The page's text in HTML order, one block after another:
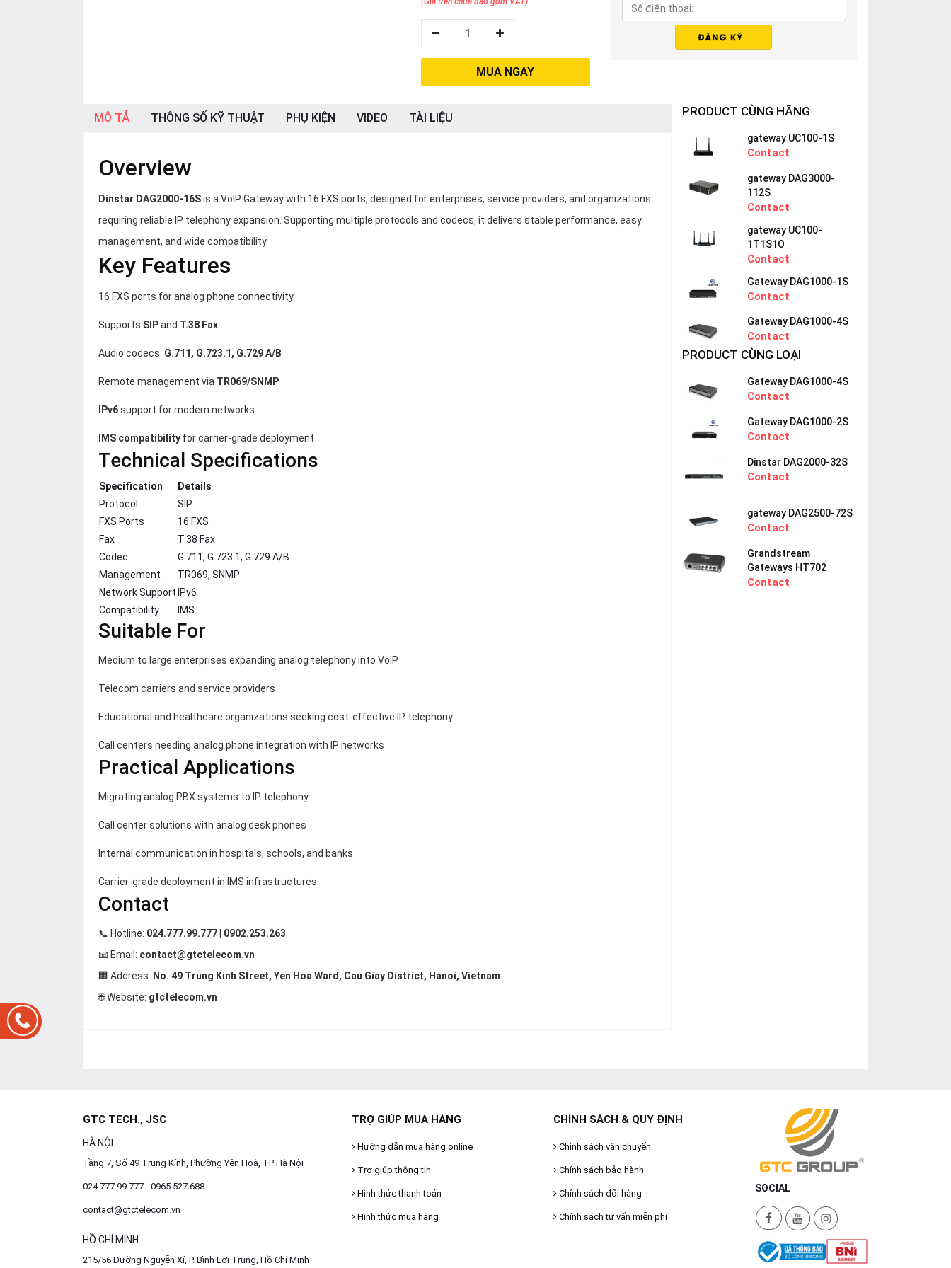
1
MUA NGAY
MÔ TẢ THÔNG SỐ KỸ THUẬT PHỤ KIỆN VIDEO TÀI LIỆU
Overview
Dinstar DAG2000-16Sis a VoIP Gateway with 16 FXS ports, designed for enterprises, service providers, and organizations
requiring reliable IP telephony expansion. Supporting multiple protocols and codecs, it delivers stable performance, easy
management, and wide compatibility.
Key Features
16 FXS ports for analog phone connectivity
Supports SIPand T.38 Fax
Audio codecs: G.711, G.723.1, G.729 A/B
Remote management via TR069/SNMP
IPv6support for modern networks
IMS compatibility for carrier-grade deployment
Technical Specifications
Specification
Details
Protocol
SIP
FXS Ports
16 FXS
Fax
T.38 Fax
Codec
G.711, G.723.1, G.729 A/B
Management
TR069, SNMP
Network Support IPv6
Compatibility
IMS
Suitable For
Medium to large enterprises expanding analog telephony into VoIP
Telecom carriers and service providers
Educational and healthcare organizations seeking cost-effective IP telephony
Call centers needing analog phone integration with IP networks
Practical Applications
Migrating analog PBX systems to IP telephony
Call center solutions with analog desk phones
Internal communication in hospitals, schools, and banks
Carrier-grade deployment in IMS infrastructures
Contact
📞 Hotline: 024.777.99.777 | 0902.253.263
📧 Email: contact@gtctelecom.vn
🏢 Address: No. 49 Trung Kinh Street, Yen Hoa Ward, Cau Giay District, Hanoi, Vietnam
🌐 Website: gtctelecom.vn
PRODUCT CÙNG HÃNG
gateway UC100-1S
Contact
gateway DAG3000-
112S
Contact
gateway UC100-
1T1S1O
Contact
Gateway DAG1000-1S
Contact
Gateway DAG1000-4S
Contact
PRODUCT CÙNG LOẠI
Gateway DAG1000-4S
Contact
Gateway DAG1000-2S
Contact
Dinstar DAG2000-32S
Contact
gateway DAG2500-72S
Contact
Grandstream
Gateways HT702
Contact
GTC TECH., JSC
HÀ NỘI
Tầng 7, Số 49 Trung Kính, Phường Yên Hoà, TP Hà Nội
024.777.99.777 - 0965 527 688
contact@gtctelecom.vn
HỒ CHÍ MINH
215/56 Đường Nguyễn Xí, P. Bình Lợi Trung, Hồ Chí Minh
TRỢ GIÚP MUA HÀNG
Hướng dẫn mua hàng online
Trợ giúp thông tin
Hình thức thanh toán
Hình thức mua hàng
CHÍNH SÁCH & QUY ĐỊNH
Chính sách vận chuyển
Chính sách bảo hành
Chính sách đổi hàng
Chính sách tư vấn miễn phí
SOCIAL